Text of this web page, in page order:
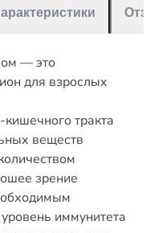
— это
для взрослых
тракта
веществ
зрение
иммунитета